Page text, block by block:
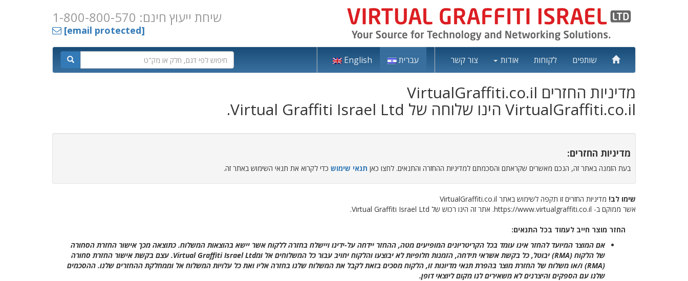
שיחת ייעוץ חינם: 1-800-800-570
[email protected]
שותפים לקוחות אודות צור קשר עברית English
מדיניות החזרים VirtualGraffiti.co.il
VirtualGraffiti.co.il הינו שלוחה של Virtual Graffiti Israel Ltd.
מדיניות החזרים:
בעת הזמנה באתר זה, הנכם מאשרים שקראתם והסכמתם למדיניות ההחזרה והתנאים. לחצו כאן תנאי שימוש כדי לקרוא את תנאי השימוש באתר זה.
שימו לב! מדיניות החזרים זו תקפה לשימוש באתר VirtualGraffiti.co.il
אשר ממוקם ב- https://www.virtualgraffiti.co.il. אתר זה הינו רכוש של Virtual Graffiti Israel Ltd.
החזר מוצר חייב לעמוד בכל התנאים:
אם המוצר המיועד להחזר אינו עומד בכל הקריטריונים המופיעים מטה, ההחזר יידחה על-ידינו ויישלח בחזרה ללקוח אשר יישא בהוצאות המשלוח. כתוצאה מכך אישור החזרת הסחורה
של הלקוח (RMA) יבוטל, כל בקשת אשראי תידחה, הזמנות חלופיות לא יבוצעו והלקוח יחויב עבור כל המשלוחים אל ומVirtual Graffiti Israel Ltd. עצם בקשת אישור החזרת סחורה
(RMA) ו/או משלוח של החזרת מוצר בהפרת תנאי מדיונות זו, הלקוח מסכים בזאת לקבל את המשלוח שלנו בחזרה אליו ואת כל עלויות המשלוח אל וממחלקת ההחזרים שלנו. ההסכמים
שלנו עם הספקים והיצרנים לא משאירים לנו מקום ליוצאי דופן.